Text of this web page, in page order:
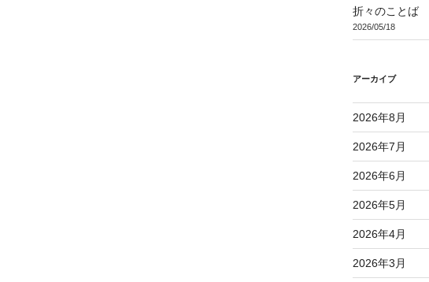
折々のことば
2026/05/18
アーカイブ
2026年8月
2026年7月
2026年6月
2026年5月
2026年4月
2026年3月